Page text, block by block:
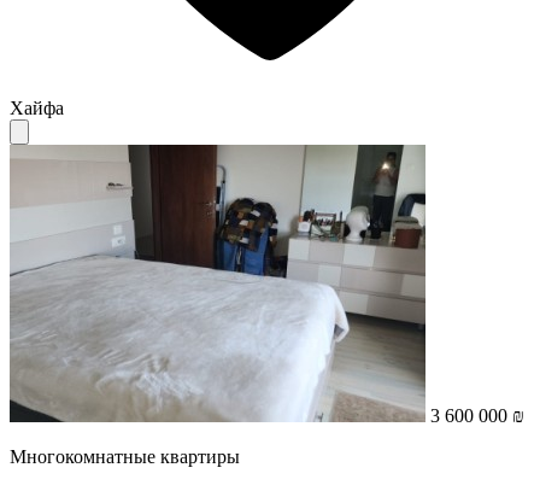
Хайфа
3 600 000 ₪
Многокомнатные квартиры